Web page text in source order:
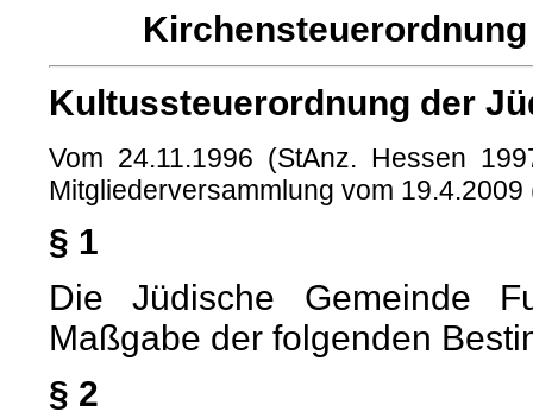
Kultussteuerordnung der
Vom 24.11.1996 (StAnz. Hessen
Mitgliederversammlung vom
§ 1
Die Jüdische Gemeinde
Maßgabe der folgenden
§ 2